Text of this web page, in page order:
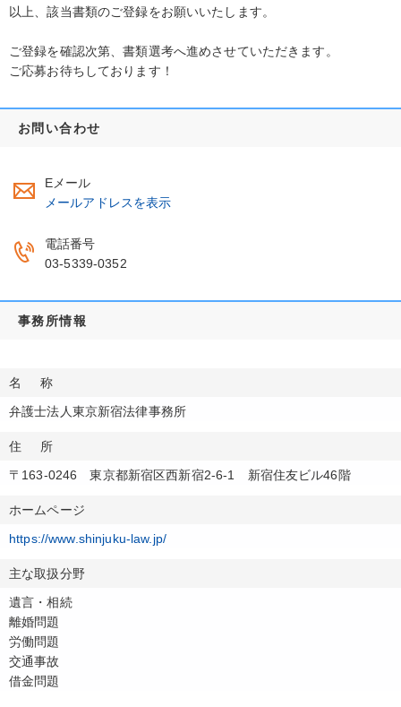
以上、該当書類のご登録をお願いいたします。
ご登録を確認次第、書類選考へ進めさせていただきます。
ご応募お待ちしております！
お問い合わせ
Eメール
メールアドレスを表示
電話番号
03-5339-0352
事務所情報
名称
弁護士法人東京新宿法律事務所
住所
〒163-0246 東京都新宿区西新宿2-6-1 新宿住友ビル46階
ホームページ
https://www.shinjuku-law.jp/
主な取扱分野
遺言・相続
離婚問題
労働問題
交通事故
借金問題